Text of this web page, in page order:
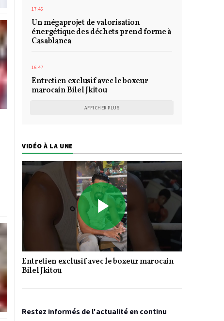
17:45
Un mégaprojet de valorisation
énergétique des déchets prend forme à
Casablanca
16:47
Entretien exclusif avec le boxeur
marocain Bilel Jkitou
AFFICHER PLUS
VIDÉO À LA UNE
Play
Entretien exclusif avec le boxeur marocain
Bilel Jkitou
Restez informés de l'actualité en continu